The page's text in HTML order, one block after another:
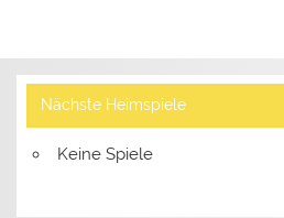
Nächste Heimspiele
Keine Spiele